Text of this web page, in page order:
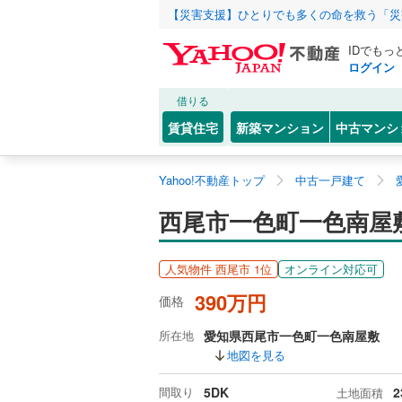
【災害支援】ひとりでも多くの命を救う「
IDでもっ
ログイン
借りる
賃貸住宅 新築マンション 中古マンシ
Yahoo!不動産トップ 中古一戸建て
西尾市一色町一色南屋
人気物件 西尾市 1位 オンライン対応可
価格 390万円
所在地 愛知県西尾市一色町一色南屋敷
地図を見る
間取り 5DK 土地面積